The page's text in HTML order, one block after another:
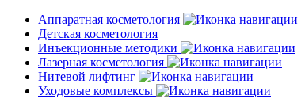
Аппаратная косметология
Детская косметология
Инъекционные методики
Лазерная косметология
Нитевой лифтинг
Уходовые комплексы